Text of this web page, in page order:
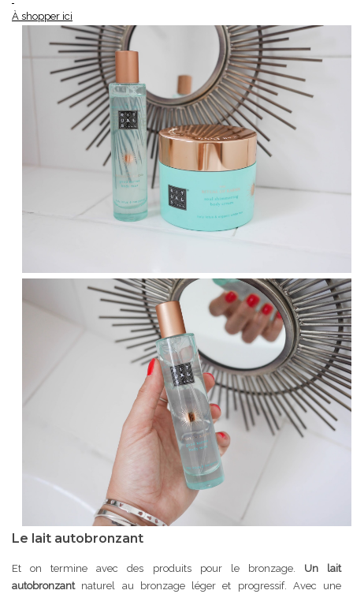
À shopper ici
Le lait autobronzant
Et on termine avec des produits pour le bronzage. Un lait
autobronzantnaturel au bronzage léger et progressif. Avec une